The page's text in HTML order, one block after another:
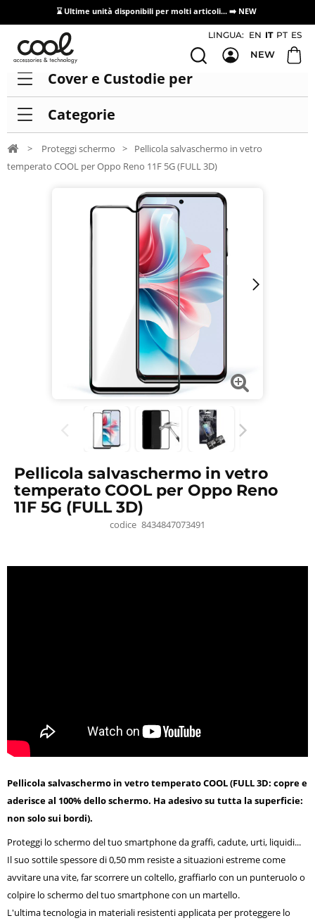
⌛ Ultime unità disponibili per molti articoli... ➡️ NEW
Accesso/registrazione distributori
LINGUA: EN IT PT ES
NEW
Cover e Custodie per
Categorie
> Proteggi schermo >
Pellicola salvaschermo in vetro
temperato COOL per Oppo Reno 11F 5G (FULL 3D)
Pellicola salvaschermo in vetro
temperato COOL per Oppo Reno
11F 5G (FULL 3D)
codice 8434847073491
Pellicola salvaschermo in vetro temperato COOL (FULL 3D: copre e
aderisce al 100% dello schermo. Ha adesivo su tutta la superficie:
non solo sui bordi).
Proteggi lo schermo del tuo smartphone da graffi, cadute, urti, liquidi...
Il suo sottile spessore di 0,50 mm resiste a situazioni estreme come
avvitare una vite, far scorrere un coltello, graffiarlo con un punteruolo o
colpire lo schermo del tuo smartphone con un martello.
L'ultima tecnologia in materiali resistenti applicata per proteggere lo